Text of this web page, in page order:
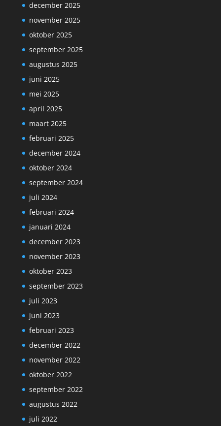
december 2025
november 2025
oktober 2025
september 2025
augustus 2025
juni 2025
mei 2025
april 2025
maart 2025
februari 2025
december 2024
oktober 2024
september 2024
juli 2024
februari 2024
januari 2024
december 2023
november 2023
oktober 2023
september 2023
juli 2023
juni 2023
februari 2023
december 2022
november 2022
oktober 2022
september 2022
augustus 2022
juli 2022